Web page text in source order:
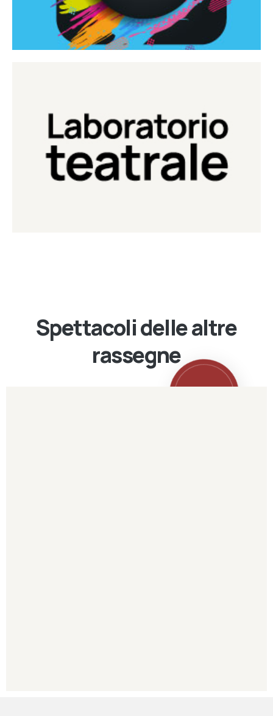
Laboratorio Teatrale
Laboratorio di teatro del Teatro Eduardo de Filippo
Continua
Spettacoli delle altre
rassegne